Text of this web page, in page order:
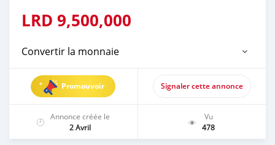
LRD 9,500,000
Convertir la monnaie
Promouvoir Signaler cette annonce
Annonce créée le
2 Avril
Vu
478